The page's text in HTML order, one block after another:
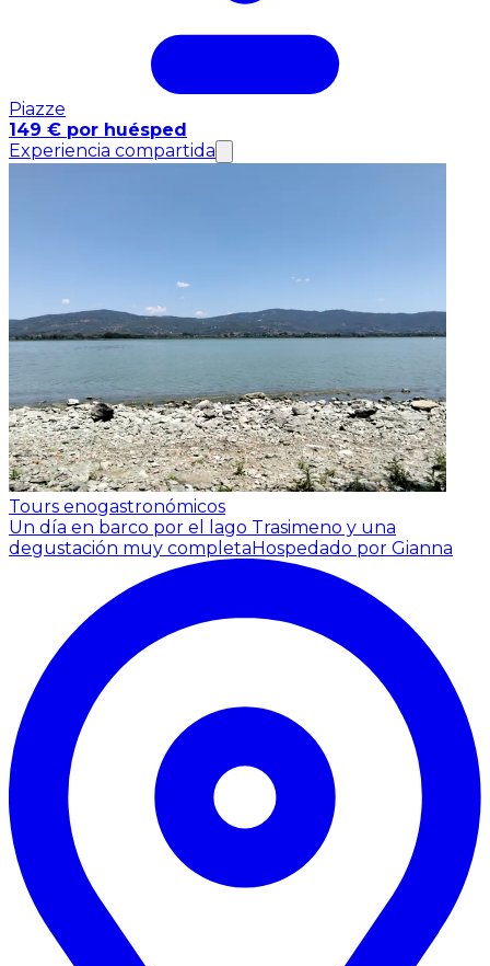
Piazze
149 € por huésped
Experiencia compartida
Tours enogastronómicos
Un día en barco por el lago Trasimeno y una
degustación muy completaHospedado por Gianna